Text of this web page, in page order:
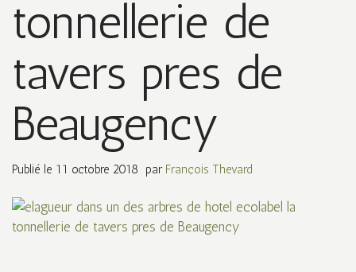
tonnellerie de
tavers pres de
Beaugency
Publié le 11 octobre 2018 par François Thevard